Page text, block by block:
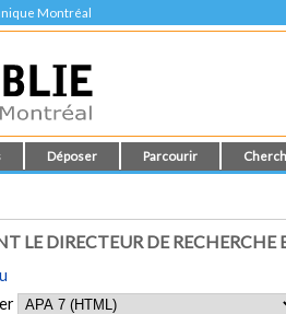
Montréal
Déposer Parcourir
LE DIRECTEUR DE RECHERCHE